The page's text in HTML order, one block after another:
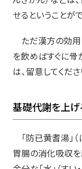
せるということが
ただ漢方の効用
を飲めばすぐに骨
は、留意してくださ
基礎代謝を上げ
「防已黄耆湯」（
胃腸の消化吸収